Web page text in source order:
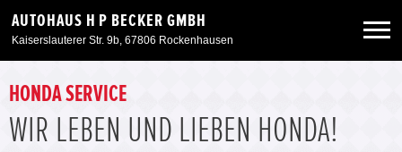
AUTOHAUS H P BECKER GMBH
Kaiserslauterer Str. 9b, 67806 Rockenhausen
Neuwagen
Gebrauchtwagen
HONDA SERVICE
WIR LEBEN UND LIEBEN HONDA!